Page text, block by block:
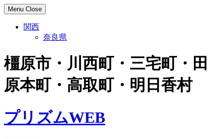
Skip
to
content
Menu Close
関西
奈良県
橿原市・川西町・三宅町・田
原本町・高取町・明日香村
プリズムWEB